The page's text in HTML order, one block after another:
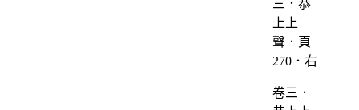
卷三．